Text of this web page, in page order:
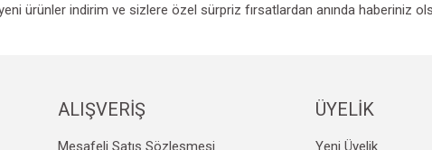
ürünler indirim ve sizlere özel sürpriz fırsatlardan anında haberiniz
ALIŞVERİŞ
Mesafeli Satış Sözleşmesi
ÜYELİK
Yeni Üyelik